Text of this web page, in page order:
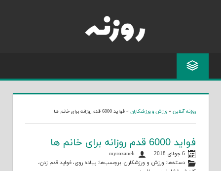
روزنه آنلاین » ورزش و ورزشکاران » فواید 6000 قدم روزانه برای خانم ها
فواید 6000 قدم روزانه برای خانم ها
6 جولای 2018
دسته‌ها: ورزش و ورزشکاران. برچسب‌ها:پیاده روی،فواید قدم زدن،